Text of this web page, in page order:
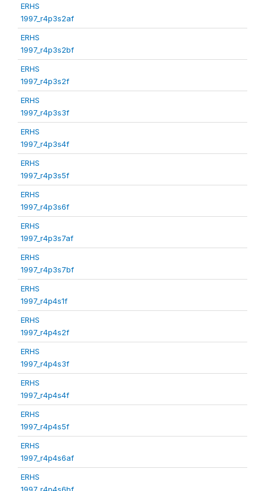
ERHS
1997_r4p3s2af
ERHS
1997_r4p3s2bf
ERHS
1997_r4p3s2f
ERHS
1997_r4p3s3f
ERHS
1997_r4p3s4f
ERHS
1997_r4p3s5f
ERHS
1997_r4p3s6f
ERHS
1997_r4p3s7af
ERHS
1997_r4p3s7bf
ERHS
1997_r4p4s1f
ERHS
1997_r4p4s2f
ERHS
1997_r4p4s3f
ERHS
1997_r4p4s4f
ERHS
1997_r4p4s5f
ERHS
1997_r4p4s6af
ERHS
1997_r4p4s6bf